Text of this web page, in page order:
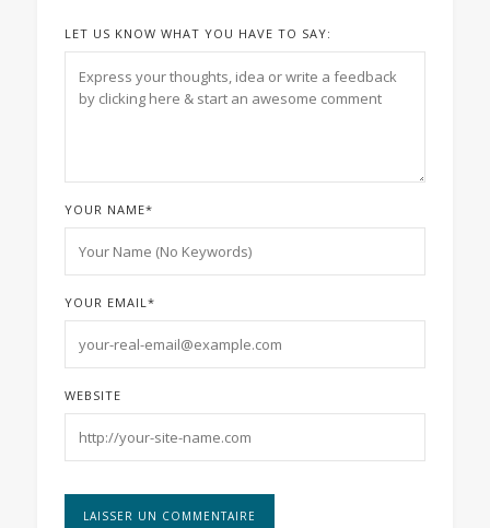
LET US KNOW WHAT YOU HAVE TO SAY:
YOUR NAME*
YOUR EMAIL*
WEBSITE